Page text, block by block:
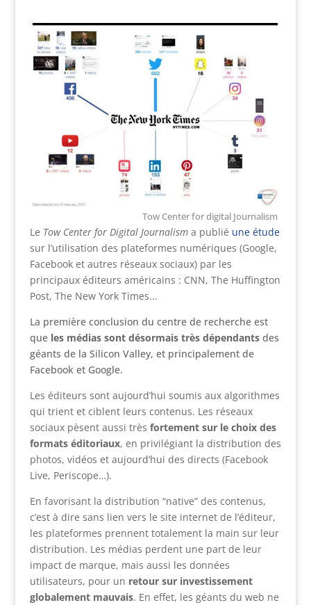
Tow Center for digital Journalism
Le Tow Center for Digital Journalisma publié une étude
sur l’utilisation des plateformes numériques (Google,
Facebook et autres réseaux sociaux) par les
principaux éditeurs américains : CNN, The Huffington
Post, The New York Times...
La première conclusion du centre de recherche est
que les médias sont désormais très dépendantsdes
géants de la Silicon Valley, et principalement de
Facebook et Google.
Les éditeurs sont aujourd’hui soumis aux algorithmes
qui trient et ciblent leurs contenus. Les réseaux
sociaux pèsent aussi très fortement sur le choix des
formats éditoriaux, en privilégiant la distribution des
photos, vidéos et aujourd’hui des directs (Facebook
Live, Periscope…).
En favorisant la distribution “native” des contenus,
c’est à dire sans lien vers le site internet de l’éditeur,
les plateformes prennent totalement la main sur leur
distribution. Les médias perdent une part de leur
impact de marque, mais aussi les données
utilisateurs, pour un retour sur investissement
globalement mauvais. En effet, les géants du web ne